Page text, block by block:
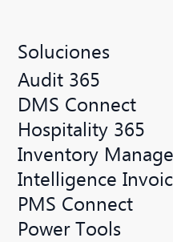
Soluciones
Audit 365
DMS Connect
Hospitality 365
Inventory
Intelligence
PMS Connect
Power Tools